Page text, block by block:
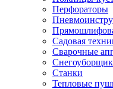
Перфораторы
Садовая
Сварочные
Станки
Тепловые